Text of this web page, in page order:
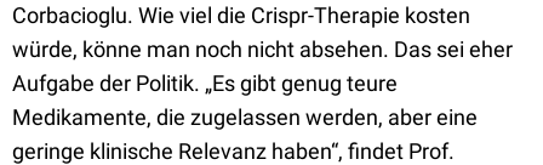
Corbacioglu. Wie viel die Crispr-Therapie kosten
würde, könne man noch nicht absehen. Das sei eher
Aufgabe der Politik. „Es gibt genug teure
Medikamente, die zugelassen werden, aber eine
geringe klinische Relevanz haben“, findet Prof.